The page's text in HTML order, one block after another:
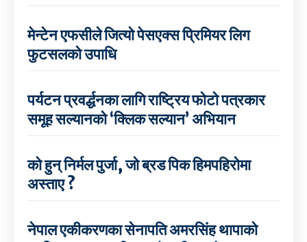
मेन्टेन एफसीले जित्यो पेसएक्स प्रिमियर लिग
फुटसलको उपाधि
पर्यटन प्रवर्द्धनका लागि राष्ट्रिय फोटो पत्रकार
समूह सल्यानको ‘क्लिक सल्यान’ अभियान
को हुन् निर्मल पुर्जा, जो ब्रड पिक हिमपहिरोमा
अस्ताए ?
नेपाल एकीकरणका सेनापति अमरसिंह थापाको